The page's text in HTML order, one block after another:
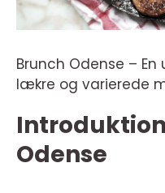
Brunch Odense –
lækre og varierede
Odense